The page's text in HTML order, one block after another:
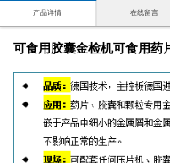
产品详情 在线留言
可食用胶囊金检机可食用药